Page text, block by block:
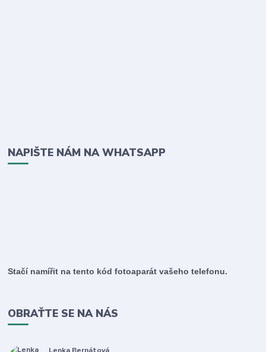
NAPIŠTE NÁM NA WHATSAPP
Stačí namířit na tento kód fotoaparát vašeho telefonu.
OBRAŤTE SE NA NÁS